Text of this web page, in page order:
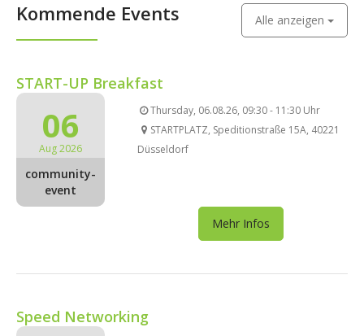
Kommende Events Alle anzeigen
START-UP Breakfast
06
Aug 2026
community-
event
Thursday, 06.08.26, 09:30 - 11:30 Uhr
STARTPLATZ, Speditionstraße 15A, 40221
Düsseldorf
Mehr Infos
Speed Networking